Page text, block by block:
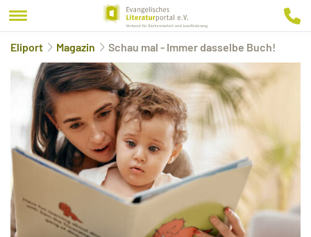
Eliport Magazin Schau mal - Immer dasselbe Buch!